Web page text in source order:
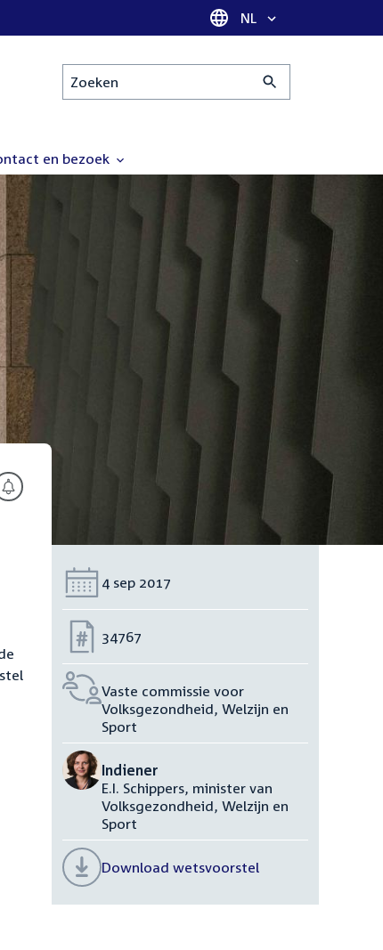
Taal selectie
NL
Zoeken
en bezoek
Datum:
4 sep 2017
Nummer:
34767
Vaste commissie voor
Volksgezondheid, Welzijn en
Sport
Indiener
E.I. Schippers, minister van
Volksgezondheid, Welzijn en
Sport
Download wetsvoorstel